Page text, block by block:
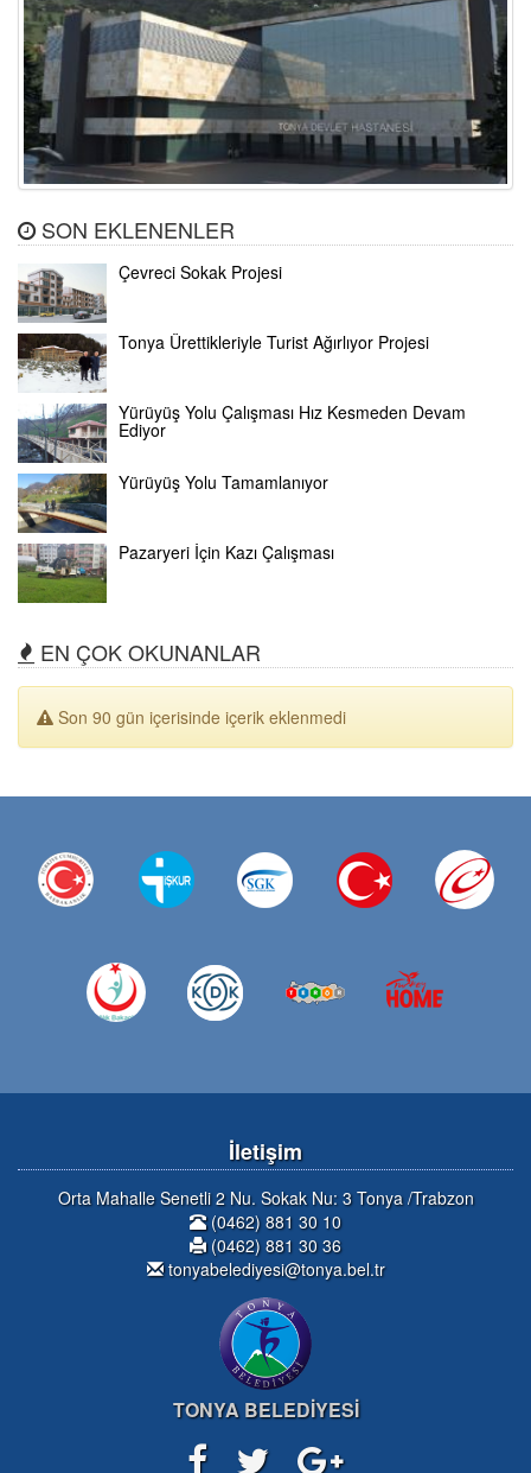
SON EKLENENLER
Çevreci Sokak Projesi
Tonya Ürettikleriyle Turist Ağırlıyor Projesi
Yürüyüş Yolu Çalışması Hız Kesmeden Devam
Ediyor
Yürüyüş Yolu Tamamlanıyor
Pazaryeri İçin Kazı Çalışması
EN ÇOK OKUNANLAR
Son 90 gün içerisinde içerik eklenmedi
İletişim
Orta Mahalle Senetli 2 Nu. Sokak Nu: 3 Tonya /Trabzon
(0462) 881 30 10
(0462) 881 30 36
tonyabelediyesi@tonya.bel.tr
TONYA BELEDİYESİ